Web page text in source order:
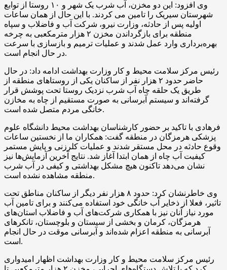
وی افزود: این دو مخزن، آب شرب یک شهر و ۱۰ روستا از توابع
شهرستان سیریک را تامین می کردند. با این حال از همان ساعات
اولیه پس از حادثه، وزارت نیرو، شرکت آب و فاضلاب و سپاه
منطقه برای بازگرداندن مخزن ۲ هزار مترمکعبی به چرخه
بهره‌برداری وارد عمل شدند و عملیات ترمیم و بازسازی با سرعت
در حال انجام است.
رئیس مرکز سلامت محیط و کار وزارت بهداشت ادامه داد: در حال
حاضر حدود ۲ هزار نفر از ساکنان یکی از روستاهای منطقه از
طریق یک حلقه چاه آب شرب نزدیک روستا تحت پوشش قرار
گرفته‌اند و سیستم آبرسانی به صورت مستقیم از چاه به مخازن
خانگی مردم متصل شده است.
فرهادی با تاکید بر حضور کارشناسان بهداشت محیط دانشگاه علوم
پزشکی هرمزگان در منطقه گفت: همکاران ما از نخستین ساعات
وقوع حادثه در محل مستقر شدند و عملیات کلرزنی و پایش مستمر
کیفیت آب چاه از همان ابتدا آغاز شد. نتایج آخرین آزمایش‌ها نیز
نشان می‌دهد تاکنون هیچ مشکل بهداشتی و کیفی در آب شرب
منطقه مشاهده نشده است.
وی خاطرنشان کرد: حدود ۸ هزار نفر دیگر از ساکنان مناطق تحت
تاثیر، فعلا از ذخایر آب خانگی خود استفاده می‌کنند و برای تامین آب
مورد نیاز آنان نیز با همکاری شرکت‌های آب و فاضلاب استان‌های
هرمزگان، کرمان و بخشی از سیستان و بلوچستان، تانکرهای
آبرسانی به منطقه اعزام شده‌اند و آبرسانی موقت در حال انجام
است.
رئیس مرکز سلامت محیط و کار وزارت بهداشت اظهار امیدواری